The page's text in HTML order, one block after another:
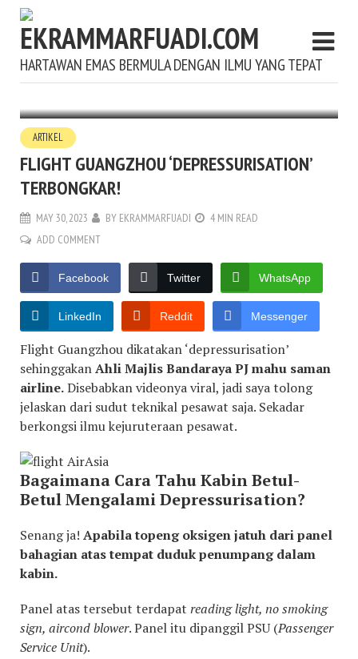
HARTAWAN EMAS BERMULA DENGAN ILMU YANG TEPAT
ARTIKEL
FLIGHT GUANGZHOU ‘DEPRESSURISATION’
TERBONGKAR!
MAY 30, 2023 BY EKRAMMARFUADI
4 MIN READ
ADD COMMENT
Facebook Twitter WhatsApp
LinkedIn Reddit Messenger
Flight Guangzhou dikatakan ‘depressurisation’
sehinggakanAhli Majlis Bandaraya PJ mahu saman
airline.Disebabkan videonya viral, jadi saya tolong
jelaskan dari sudut teknikal pesawat saja. Sekadar
berkongsi ilmu kejuruteraan pesawat.
Bagaimana Cara Tahu Kabin Betul-
Betul Mengalami Depressurisation?
Senang ja! Apabila topeng oksigen jatuh dari panel
bahagian atas tempat duduk penumpang dalam
kabin.
Panel atas tersebut terdapat reading light, no smoking
sign, aircond blower. Panel itu dipanggil PSU (Passenger
Service Unit).